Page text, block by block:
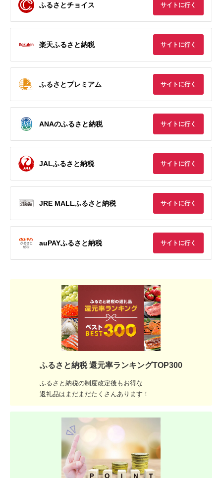
ふるさとチョイス サイトに行く
楽天ふるさと納税 サイトに行く
ふるさとプレミアム サイトに行く
ANAのふるさと納税 サイトに行く
JALふるさと納税 サイトに行く
JRE MALLふるさと納税 サイトに行く
auPAYふるさと納税 サイトに行く
ふるさと納税 還元率ランキングTOP300
ふるさと納税の制度改定後もお得な
返礼品はまだまだたくさんあります！